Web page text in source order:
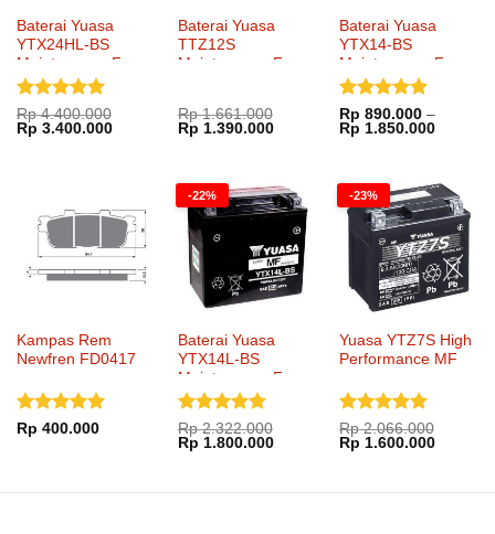
Baterai Yuasa
YTX24HL-BS
Maintenance Free
Dinilai5
dari 5
Rp4.400.000
Harga
aslinya
Rp 3.400.000Harga
Rp 3.400.000.
Baterai Yuasa
TTZ12S
Maintenance Free
Rp1.661.000
Harga
aslinya
Rp 1.390.000Harga
Rp 1.390.000.
Baterai Yuasa
YTX14-BS
Maintenance Free
Dinilai 5
dari 5
Rp 890.000 –
Rp 1.850.000Rentang
Rp
Kampas Rem
Newfren FD0417
Dinilai 5
Rp 400.000
-22%
Baterai Yuasa
YTX14L-BS
Maintenance Free
Dinilai5
dari 5
Rp2.322.000
Harga
aslinya
Rp 1.800.000Harga
Rp 1.800.000.
-23%
Yuasa YTZ7S High
Performance MF
Dinilai5
dari 5
Rp2.066.000
Harga
aslinya
Rp 1.600.000Harga
Rp